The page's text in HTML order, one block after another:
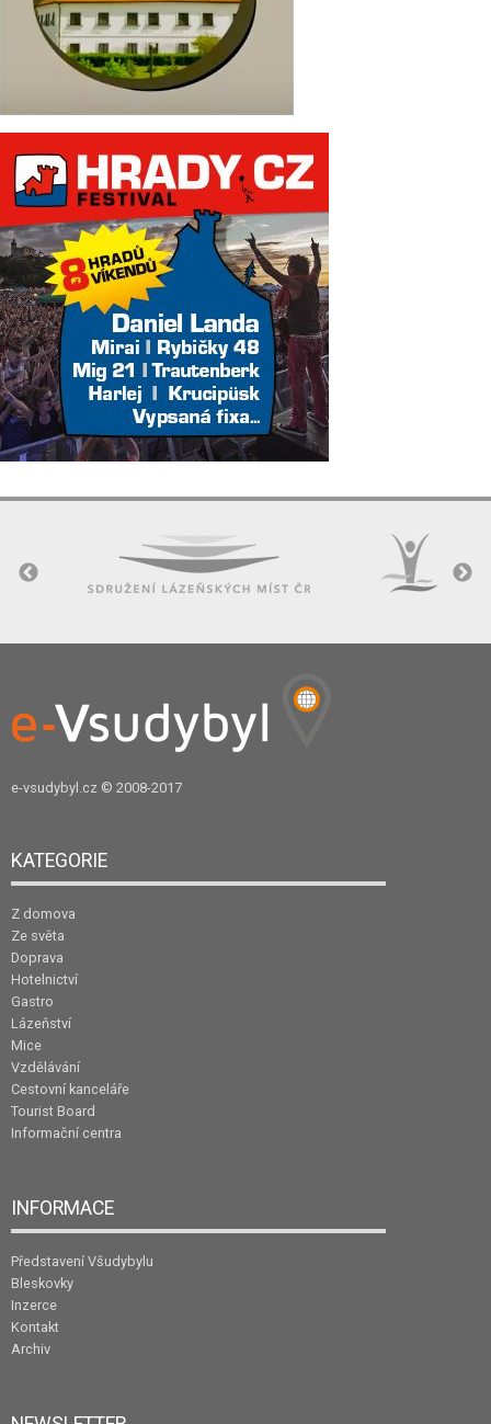
e-vsudybyl.cz © 2008-2017
KATEGORIE
Z domova
Ze světa
Doprava
Hotelnictví
Gastro
Lázeňství
Mice
Vzdělávání
Cestovní kanceláře
Tourist Board
Informační centra
INFORMACE
Představení Všudybylu
Bleskovky
Inzerce
Kontakt
Archiv